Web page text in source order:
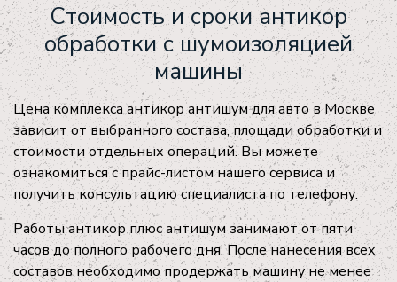
Стоимость и сроки антикор
обработки с шумоизоляцией
машины
Цена комплекса антикор антишум для авто в Москве
зависит от выбранного состава, площади обработки и
стоимости отдельных операций. Вы можете
ознакомиться с прайс-листом нашего сервиса и
получить консультацию специалиста по телефону.
Работы антикор плюс антишум занимают от пяти
часов до полного рабочего дня. После нанесения всех
составов необходимо продержать машину не менее